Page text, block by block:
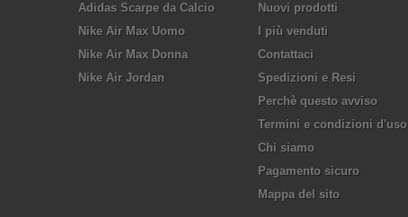
Adidas Scarpe da Calcio
Nike Air Max Uomo
Nike Air Max Donna
Nike Air Jordan
Nuovi prodotti
I più venduti
Contattaci
Spedizioni e Resi
Perchè questo avviso
Termini e condizioni d'uso
Chi siamo
Pagamento sicuro
Mappa del sito